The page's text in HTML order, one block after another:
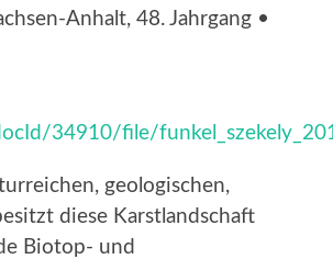
Anhalt, 48. Jahrgang •
34910/file/
geologischen,
diese Karstlandschaft
Biotop- und